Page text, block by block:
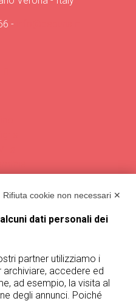
-
condizioni
su De Buris
newsletter!
Rifiuta cookie non necessari ✕
dati personali dei
partner utilizziamo i
accedere ed
ad esempio, la visita al
degli annunci. Poiché